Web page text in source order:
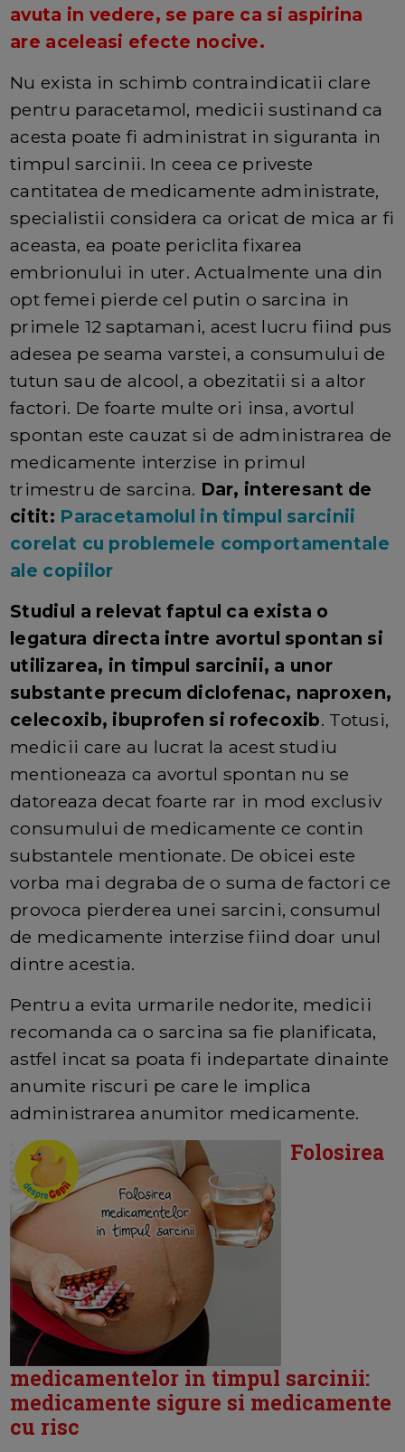
avuta in vedere, se pare ca si aspirina
are aceleasi efecte nocive.
Nu exista in schimb contraindicatii clare
pentru paracetamol, medicii sustinand ca
acesta poate fi administrat in siguranta in
timpul sarcinii. In ceea ce priveste
cantitatea de medicamente administrate,
specialistii considera ca oricat de mica ar fi
aceasta, ea poate periclita fixarea
embrionului in uter. Actualmente una din
opt femei pierde cel putin o sarcina in
primele 12 saptamani, acest lucru fiind pus
adesea pe seama varstei, a consumului de
tutun sau de alcool, a obezitatii si a altor
factori. De foarte multe ori insa, avortul
spontan este cauzat si de administrarea de
medicamente interzise in primul
trimestru de sarcina. Dar, interesant de
citit: Paracetamolul in timpul sarcinii
corelat cu problemele comportamentale
ale copiilor
Studiul a relevat faptul ca exista o
legatura directa intre avortul spontan si
utilizarea, in timpul sarcinii, a unor
substante precum diclofenac, naproxen,
celecoxib, ibuprofen si rofecoxib. Totusi,
medicii care au lucrat la acest studiu
mentioneaza ca avortul spontan nu se
datoreaza decat foarte rar in mod exclusiv
consumului de medicamente ce contin
substantele mentionate. De obicei este
vorba mai degraba de o suma de factori ce
provoca pierderea unei sarcini, consumul
de medicamente interzise fiind doar unul
dintre acestia.
Pentru a evita urmarile nedorite, medicii
recomanda ca o sarcina sa fie planificata,
astfel incat sa poata fi indepartate dinainte
anumite riscuri pe care le implica
administrarea anumitor medicamente.
Folosirea
medicamentelor in timpul sarcinii:
medicamente sigure si medicamente
cu risc